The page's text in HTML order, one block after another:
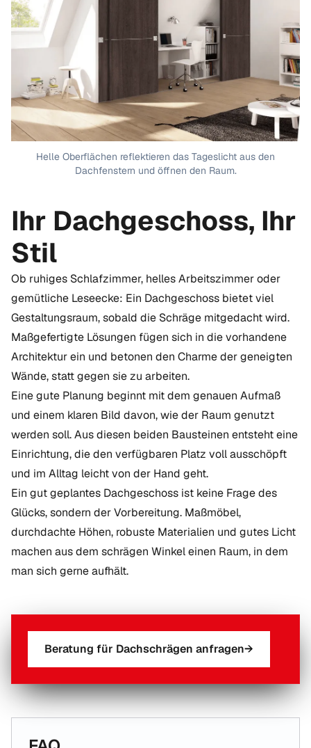
Helle Oberflächen reflektieren das Tageslicht aus den
Dachfenstern und öffnen den Raum.
Ihr Dachgeschoss, Ihr
Stil
Ob ruhiges Schlafzimmer, helles Arbeitszimmer oder
gemütliche Leseecke: Ein Dachgeschoss bietet viel
Gestaltungsraum, sobald die Schräge mitgedacht wird.
Maßgefertigte Lösungen fügen sich in die vorhandene
Architektur ein und betonen den Charme der geneigten
Wände, statt gegen sie zu arbeiten.
Eine gute Planung beginnt mit dem genauen Aufmaß
und einem klaren Bild davon, wie der Raum genutzt
werden soll. Aus diesen beiden Bausteinen entsteht eine
Einrichtung, die den verfügbaren Platz voll ausschöpft
und im Alltag leicht von der Hand geht.
Ein gut geplantes Dachgeschoss ist keine Frage des
Glücks, sondern der Vorbereitung. Maßmöbel,
durchdachte Höhen, robuste Materialien und gutes Licht
machen aus dem schrägen Winkel einen Raum, in dem
man sich gerne aufhält.
Beratung für Dachschrägen anfragen→